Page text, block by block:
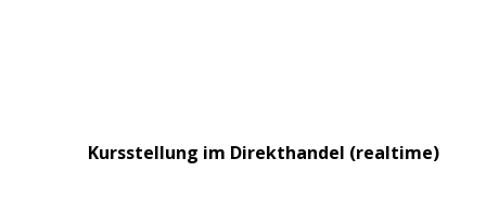
Kursstellung im Direkthandel (realtime)